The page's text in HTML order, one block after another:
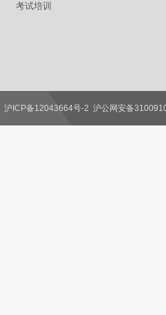
考试培训
沪ICP备12043664号-2 沪公网安备